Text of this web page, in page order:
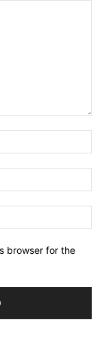
browser for the